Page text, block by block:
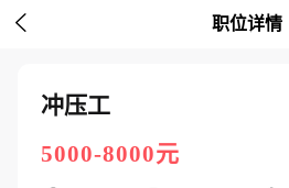
 职位详情
冲压工
5000-8000元